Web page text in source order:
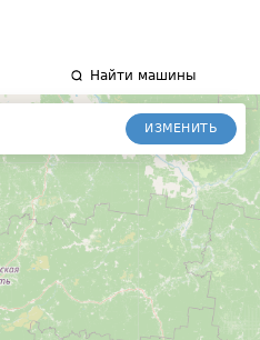
Найти машины
ИЗМЕНИТЬ